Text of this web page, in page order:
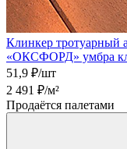
Клинкер
«ОКСФОРД» умбра
51,9 ₽/шт
2 491 ₽/м²
Продаётся палетами